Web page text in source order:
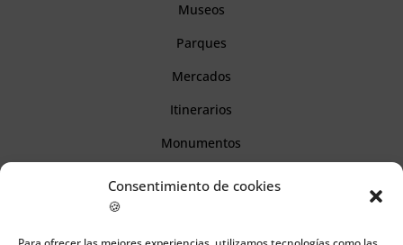
Consentimiento de cookies
🍪
Museos
Parques
Mercados
Itinerarios
Monumentos